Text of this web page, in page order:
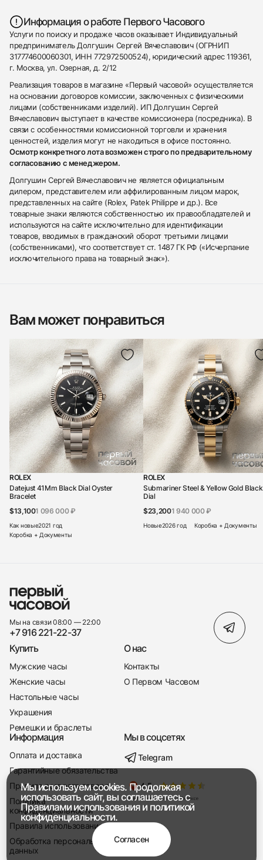
+7 916 221-22-37
Мы насвязи 08:00 — 19:00
Информация о работе Первого Часового
Услуги по поиску и продаже часов оказывает Индивидуальный
предприниматель Долгушин Сергей Вячеславович (ОГРНИП
317774600060301, ИНН 772972500524), юридический адрес 119361,
г. Москва, ул. Озерная, д. 2/12
Реализация товаров в магазине «Первый часовой» осуществляется
на основании договоров комиссии, заключенных с физическими
лицами (собственниками изделий). ИП Долгушин Сергей
Вячеславович выступает в качестве комиссионера (посредника). В
связи с особенностями комиссионной торговли и хранения
ценностей, изделия могут не находиться в офисе постоянно.
Осмотр конкретного лота возможен строго по предварительному
согласованию с менеджером.
Долгушин Сергей Вячеславович не является официальным
дилером, представителем или аффилированным лицом марок,
представленных на сайте (Rolex, Patek Philippe и др.). Все
товарные знаки являются собственностью их правообладателей и
используются на сайте исключительно для идентификации
товаров, вводимых в гражданский оборот третьими лицами
(собственниками), что соответствует ст. 1487 ГК РФ («Исчерпание
исключительного права на товарный знак»).
Вам может понравиться
ROLEX
Datejust 41Mm Black Dial Oyster
Bracelet
$13,1001 096 000 ₽
Как новые2021 год
Коробка + Документы
ROLEX
Submariner Steel & Yellow Gold Black
Dial
$23,2001 940 000 ₽
Новые2026 год Коробка + Документы
Мы на связи 08:00 — 22:00
+7 916 221-22-37
Купить
Мужские часы
Женские часы
Настольные часы
Украшения
Ремешки и браслеты
О нас
Контакты
О Первом Часовом
Информация
Оплата и доставка
Гарантийные обязательства
Правила возврата товара
Политика
конфиденциальности
Правила использования
Обработка персональных
данных
Мы в соцсетях
Telegram
Мы используем cookies. Продолжая
использовать сайт, вы соглашаетесь с
Правилами использованияи политикой
конфиденциальности.
Согласен